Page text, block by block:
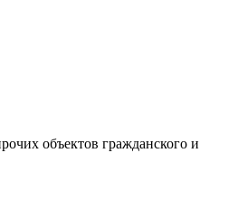
объектов гражданского и